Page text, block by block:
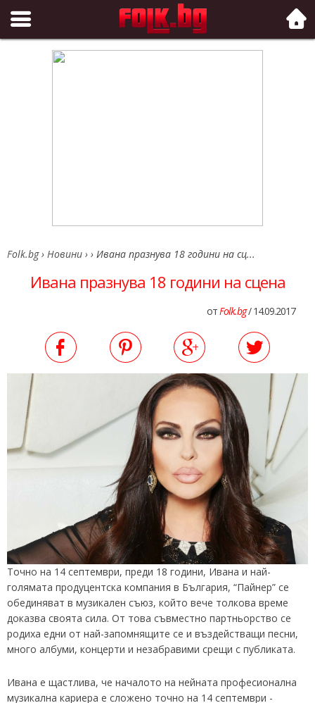
Folk.bg
Folk.bg › Новини › › Ивана празнува 18 години на сц...
Ивана празнува 18 години на сцена
отFolk.bg/ 14.09.2017
Точно на 14 септември, преди 18 години, Ивана и най-
голямата продуцентска компания в България, “Пайнер” се
обединяват в музикален съюз, който вече толкова време
доказва своята сила. От това съвместно партньорство се
родиха едни от най-запомнящите се и въздействащи песни,
много албуми, концерти и незабравими срещи с публиката.
Ивана е щастлива, че началото на нейната професионална
музикална кариера е сложено точно на 14 септември -